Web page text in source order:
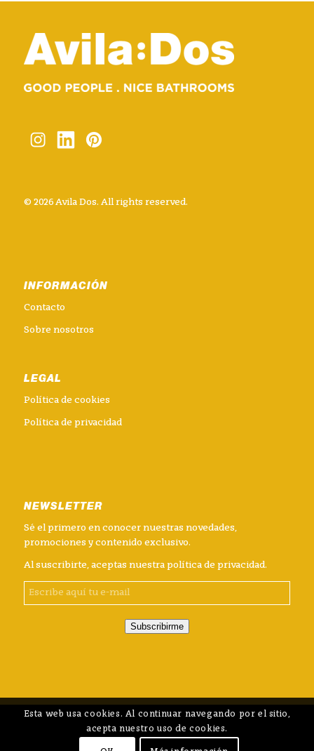
© 2026 Avila Dos. All rights reserved.
INFORMACIÓN
Contacto
Sobre nosotros
LEGAL
Política de cookies
Política de privacidad
NEWSLETTER
Sé el primero en conocer nuestras novedades,
promociones y contenido exclusivo.
Al suscribirte, aceptas nuestra política de privacidad.
Subscribirme
Esta web usa cookies. Al continuar navegando por el sitio,
acepta nuestro uso de cookies.